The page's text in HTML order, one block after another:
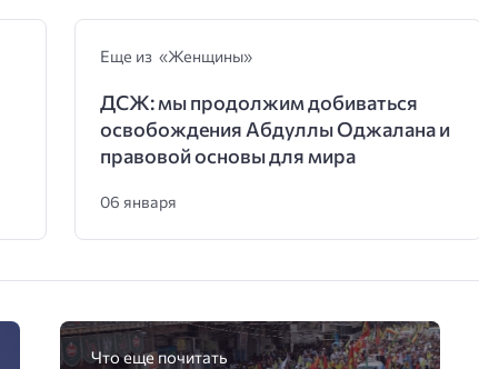
Еще из «Женщины»
ДСЖ: мы продолжим добиваться
освобождения Абдуллы Оджалана и
правовой основы для мира
06 января
Что еще почитать